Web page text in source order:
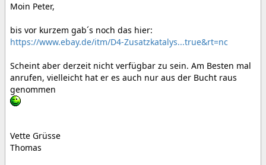
Moin Peter,
bis vor kurzem gab´s noch das hier:
https://www.ebay.de/itm/D4-Zusatzkatalys...true&rt=nc
Scheint aber derzeit nicht verfügbar zu sein. Am Besten mal
anrufen, vielleicht hat er es auch nur aus der Bucht raus
genommen
Vette Grüsse
Thomas